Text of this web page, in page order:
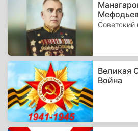
Советский
Великая
Война